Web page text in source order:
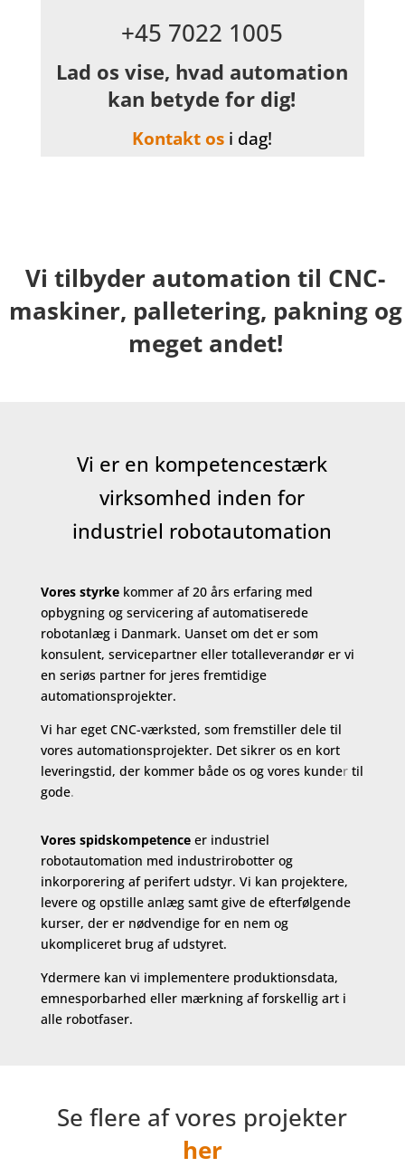
+45 7022 1005
Lad os vise, hvad automation
kan betyde for dig!
Kontakt osi dag!
Vi tilbyder automation til CNC-
maskiner, palletering, pakning og
meget andet!
Vi er en kompetencestærk
virksomhed inden for
industriel robotautomation
Vores styrkekommer af 20 års erfaring med
opbygning og servicering af automatiserede
robotanlæg i Danmark. Uanset om det er som
konsulent, servicepartner eller totalleverandør er vi
en seriøs partner for jeres fremtidige
automationsprojekter.
Vi har eget CNC-værksted, som fremstiller dele til
vores automationsprojekter. Det sikrer os en kort
leveringstid, der kommer både os og vores kunder til
gode.
Vores spidskompetence er industriel
robotautomation med industrirobotter og
inkorporering af perifert udstyr. Vi kan projektere,
levere og opstille anlæg samt give de efterfølgende
kurser, der er nødvendige for en nem og
ukompliceret brug af udstyret.
Ydermere kan vi implementere produktionsdata,
emnesporbarhed eller mærkning af forskellig art i
alle robotfaser.
Se flere af vores projekter
her